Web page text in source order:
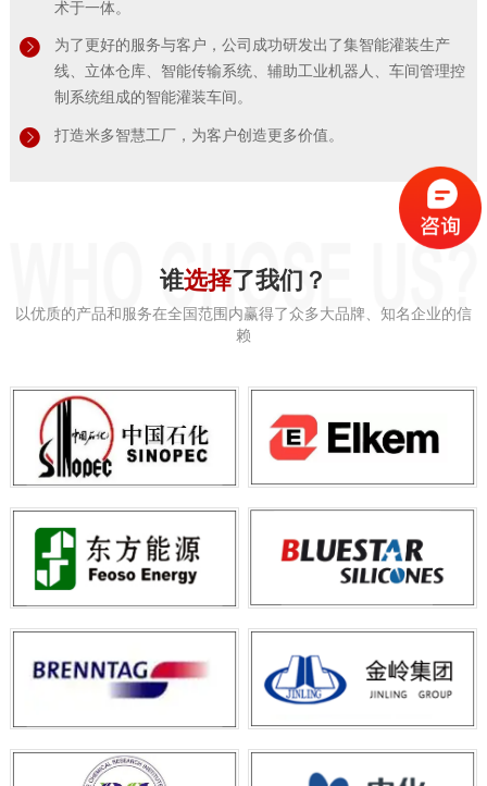
术于一体。
为了更好的服务与客户，公司成功研发出了集智能灌装生产
线、立体仓库、智能传输系统、辅助工业机器人、车间管理控
制系统组成的智能灌装车间。
打造米多智慧工厂，为客户创造更多价值。
谁选择了我们？
以优质的产品和服务在全国范围内赢得了众多大品牌、知名企业的信
赖